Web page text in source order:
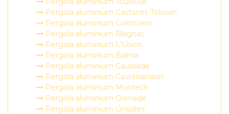
Pergola aluminium Castanet-Tolosan
Pergola aluminium Colomiers
Pergola aluminium Blagnac
Pergola aluminium L'Union
Pergola aluminium Balma
Pergola aluminium Caussade
Pergola aluminium Castelsarrasin
Pergola aluminium Montech
Pergola aluminium Grenade
Pergola aluminium Grisolles